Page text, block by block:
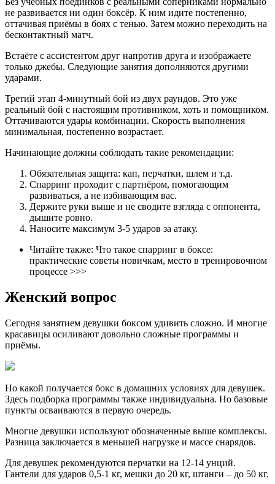
не развивается ни один боксёр. К ним идите постепенно,
оттачивая приёмы в боях с тенью. Затем можно переходить на
бесконтактный матч.
Встаёте с ассистентом друг напротив друга и изображаете
только джебы. Следующие занятия дополняются другими
ударами.
Третий этап 4-минутный бой из двух раундов. Это уже
реальный бой с настоящим противником, хоть и помощником.
Оттачиваются удары комбинации. Скорость выполнения
минимальная, постепенно возрастает.
Начинающие должны соблюдать такие рекомендации:
Обязательная защита: кап, перчатки, шлем и т.д.
Спарринг проходит с партнёром, помогающим
развиваться, а не избивающим вас.
Держите руки выше и не сводите взгляда с оппонента,
дышите ровно.
Наносите максимум 3-5 ударов за атаку.
Читайте также: Что такое спарринг в боксе:
практические советы новичкам, место в тренировочном
процессе >>>
Женский вопрос
Сегодня занятием девушки боксом удивить сложно. И многие
красавицы осиливают довольно сложные программы и
приёмы.
Но какой получается бокс в домашних условиях для девушек.
Здесь подборка программы также индивидуальна. Но базовые
пункты осваиваются в первую очередь.
Многие девушки используют обозначенные выше комплексы.
Разница заключается в меньшей нагрузке и массе снарядов.
Для девушек рекомендуются перчатки на 12-14 унций.
Гантели для ударов 0,5-1 кг, мешки до 20 кг, штанги – до 50 кг.